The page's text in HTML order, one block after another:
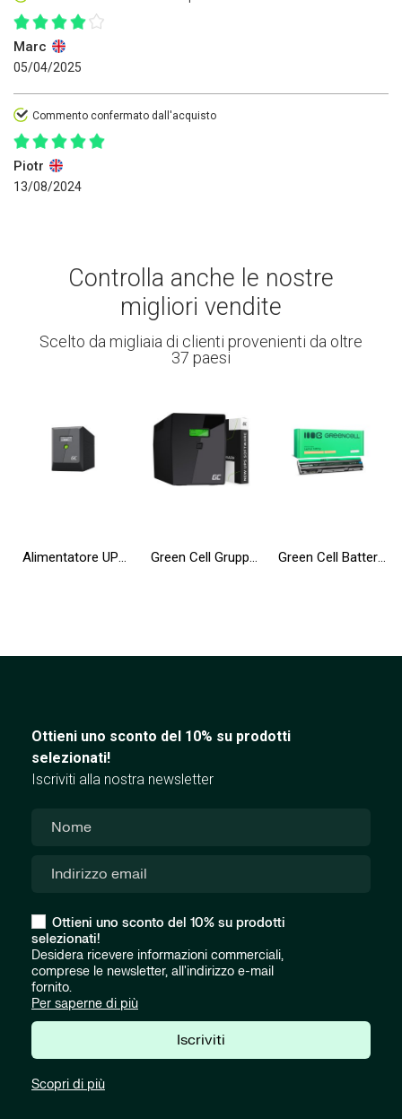
Marc
05/04/2025
Commento confermato dall'acquisto
Piotr
13/08/2024
Controlla anche le nostre
migliori vendite
Scelto da migliaia di clienti provenienti da oltre
37 paesi
Alimentatore UPS Greencell 2000VA 1200W PowerProof con display LCD Green Cell Gruppo di continuità UPS 2000VA 1200W con display LCD + Nuova App Green Cell Batteria T54FJ 8858X per Dell Latitude E6420 E6430 E6520 E6530 E5420 E5430 E5520 E5530 E6440 E6540 Vostro 3460 3560
Ottieni uno sconto del 10% su prodotti
selezionati!
Iscriviti alla nostra newsletter
Ottieni uno sconto del 10% su prodotti
selezionati!
Desidera ricevere informazioni commerciali,
comprese le newsletter, all'indirizzo e-mail
fornito.
Per saperne di più
Iscriviti
Scopri di più